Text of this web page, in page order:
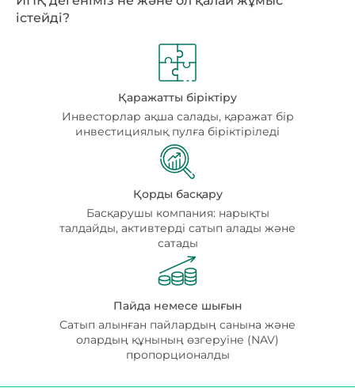
істейді?
Қаражатты біріктіру
Инвесторлар ақша салады, қаражат бір
инвестициялық пулға біріктіріледі
Қорды басқару
Басқарушы компания: нарықты
талдайды, активтерді сатып алады және
сатады
Пайда немесе шығын
Сатып алынған пайлардың санына және
олардың құнының өзгеруіне (NAV)
пропорционалды